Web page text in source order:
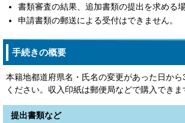
書類審査の結果、追加書類の提出を求める
申請書類の郵送による受付はできません。
手続きの概要
本籍地都道府県名・氏名の変更があった日か
ください。収入印紙は郵便局などで購入できま
提出書類など